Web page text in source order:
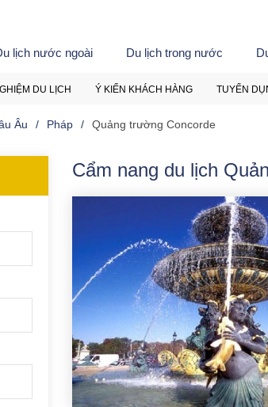
lịch nước ngoài Du lịch trong nước
DU LỊCH Ý KIẾN KHÁCH HÀNG TUYỂN
Âu Pháp Quảng trường Concorde
Cẩm nang du lịch